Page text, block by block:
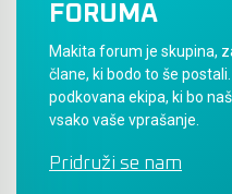
FORUMA
Makita forum je skupina,
člane, ki bodo to še
podkovana ekipa, ki bo
vsako vaše vprašanje.
Pridruži se nam
Akumulatorski vezalci in
navojnih palic
Akumulatorska mikrovalovna
Akumulatorski čistilniki